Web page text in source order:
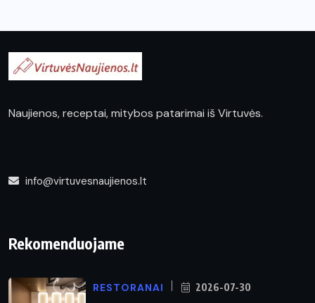
Naujienos, receptai, mitybos patarimai iš Virtuvės.
info@virtuvesnaujienos.lt
Rekomenduojame
RESTORANAI 2026-07-30